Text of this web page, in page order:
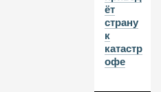
ёт
страну
к
катастр
офе